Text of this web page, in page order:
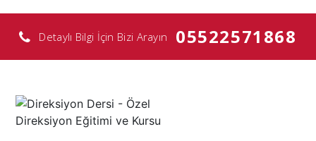
Detaylı Bilgi İçin Bizi Arayın 05522571868